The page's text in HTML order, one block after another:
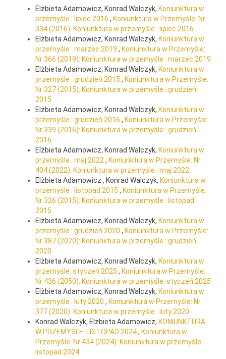
Elżbieta Adamowicz, Konrad Walczyk, Koniunktura w
przemyśle : lipiec 2016 , Koniunktura w Przemyśle: Nr
334 (2016): Koniunktura w przemyśle : lipiec 2016
Elżbieta Adamowicz, Konrad Walczyk, Koniunktura w
przemyśle : marzec 2019 , Koniunktura w Przemyśle:
Nr 366 (2019): Koniunktura w przemyśle : marzec 2019
Elżbieta Adamowicz, Konrad Walczyk, Koniunktura w
przemyśle : grudzień 2015 , Koniunktura w Przemyśle:
Nr 327 (2015): Koniunktura w przemyśle : grudzień
2015
Elżbieta Adamowicz, Konrad Walczyk, Koniunktura w
przemyśle : grudzień 2016 , Koniunktura w Przemyśle:
Nr 339 (2016): Koniunktura w przemyśle : grudzień
2016
Elżbieta Adamowicz, Konrad Walczyk, Koniunktura w
przemyśle : maj 2022 , Koniunktura w Przemyśle: Nr
404 (2022): Koniunktura w przemyśle : maj 2022
Elżbieta Adamowicz , Konrad Walczyk, Koniunktura w
przemyśle : listopad 2015 , Koniunktura w Przemyśle:
Nr 326 (2015): Koniunktura w przemyśle : listopad
2015
Elżbieta Adamowicz, Konrad Walczyk, Koniunktura w
przemyśle : grudzień 2020 , Koniunktura w Przemyśle:
Nr 387 (2020): Koniunktura w przemyśle : grudzień
2020
Elżbieta Adamowicz, Konrad Walczyk, Koniunktura w
przemyśle: styczeń 2025 , Koniunktura w Przemyśle:
Nr 436 (2050): Koniunktura w przemyśle: styczeń 2025
Elżbieta Adamowicz, Konrad Walczyk, Koniunktura w
przemyśle : luty 2020 , Koniunktura w Przemyśle: Nr
377 (2020): Koniunktura w przemyśle : luty 2020
Konrad Walczyk, Elżbieta Adamowicz, KONIUNKTURA
W PRZEMYŚLE: LISTOPAD 2024, Koniunktura w
Przemyśle: Nr 434 (2024): Koniunktura w przemyśle:
listopad 2024